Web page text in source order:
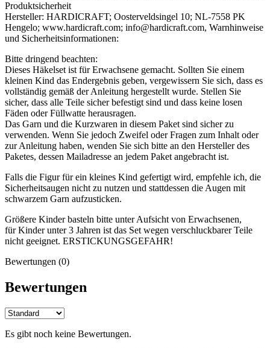
Produktsicherheit
Hersteller: HARDICRAFT; Oosterveldsingel 10; NL-7558 PK
Hengelo; www.hardicraft.com; info@hardicraft.com, Warnhinweise
und Sicherheitsinformationen:
Bitte dringend beachten:
Dieses Häkelset ist für Erwachsene gemacht. Sollten Sie einem
kleinen Kind das Endergebnis geben, vergewissern Sie sich, dass es
vollständig gemäß der Anleitung hergestellt wurde. Stellen Sie
sicher, dass alle Teile sicher befestigt sind und dass keine losen
Fäden oder Füllwatte herausragen.
Das Garn und die Kurzwaren in diesem Paket sind sicher zu
verwenden. Wenn Sie jedoch Zweifel oder Fragen zum Inhalt oder
zur Anleitung haben, wenden Sie sich bitte an den Hersteller des
Paketes, dessen Mailadresse an jedem Paket angebracht ist.
Falls die Figur für ein kleines Kind gefertigt wird, empfehle ich, die
Sicherheitsaugen nicht zu nutzen und stattdessen die Augen mit
schwarzem Garn aufzusticken.
Größere Kinder basteln bitte unter Aufsicht von Erwachsenen,
für Kinder unter 3 Jahren ist das Set wegen verschluckbarer Teile
nicht geeignet. ERSTICKUNGSGEFAHR!
Bewertungen (0)
Bewertungen
Es gibt noch keine Bewertungen.